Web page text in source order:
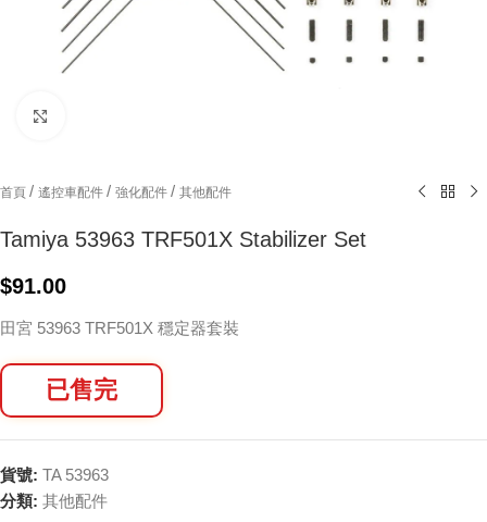
首頁 / 遙控車配件 / 強化配件 / 其他配件
Tamiya 53963 TRF501X Stabilizer Set
$91.00
田宮 53963 TRF501X 穩定器套裝
已售完
貨號: TA 53963
分類: 其他配件